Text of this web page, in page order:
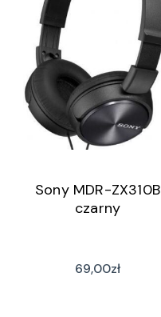
Sony MDR-ZX310B
czarny
69,00zł